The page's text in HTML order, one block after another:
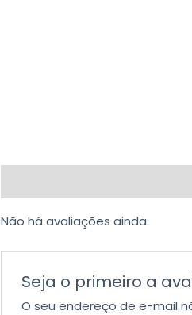
Não há avaliações ainda.
Seja o primeiro a
O seu endereço de e-mail